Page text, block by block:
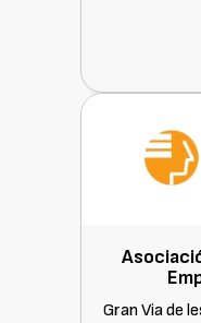
Gran Via de